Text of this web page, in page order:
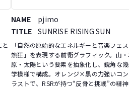
と
NAME
pjimo
TITLE SUNRISE RISING SUN
「自然の原始的なエネルギーと音楽フェ
熱狂」を表現する前衛グラフィック。山
原・太陽という要素を抽象化し、鋭角な
学模様で構成。オレンジ×黒の力強いコ
ラストで、RSRが持つ“反骨と挑戦”の精